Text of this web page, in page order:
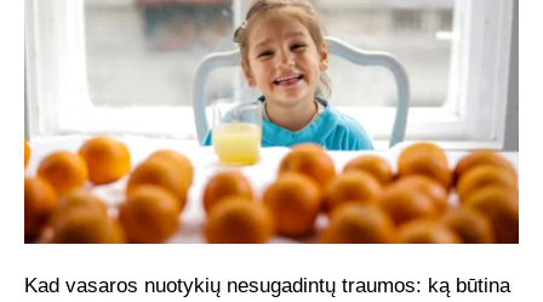
Kad vasaros nuotykių nesugadintų traumos: ką būtina